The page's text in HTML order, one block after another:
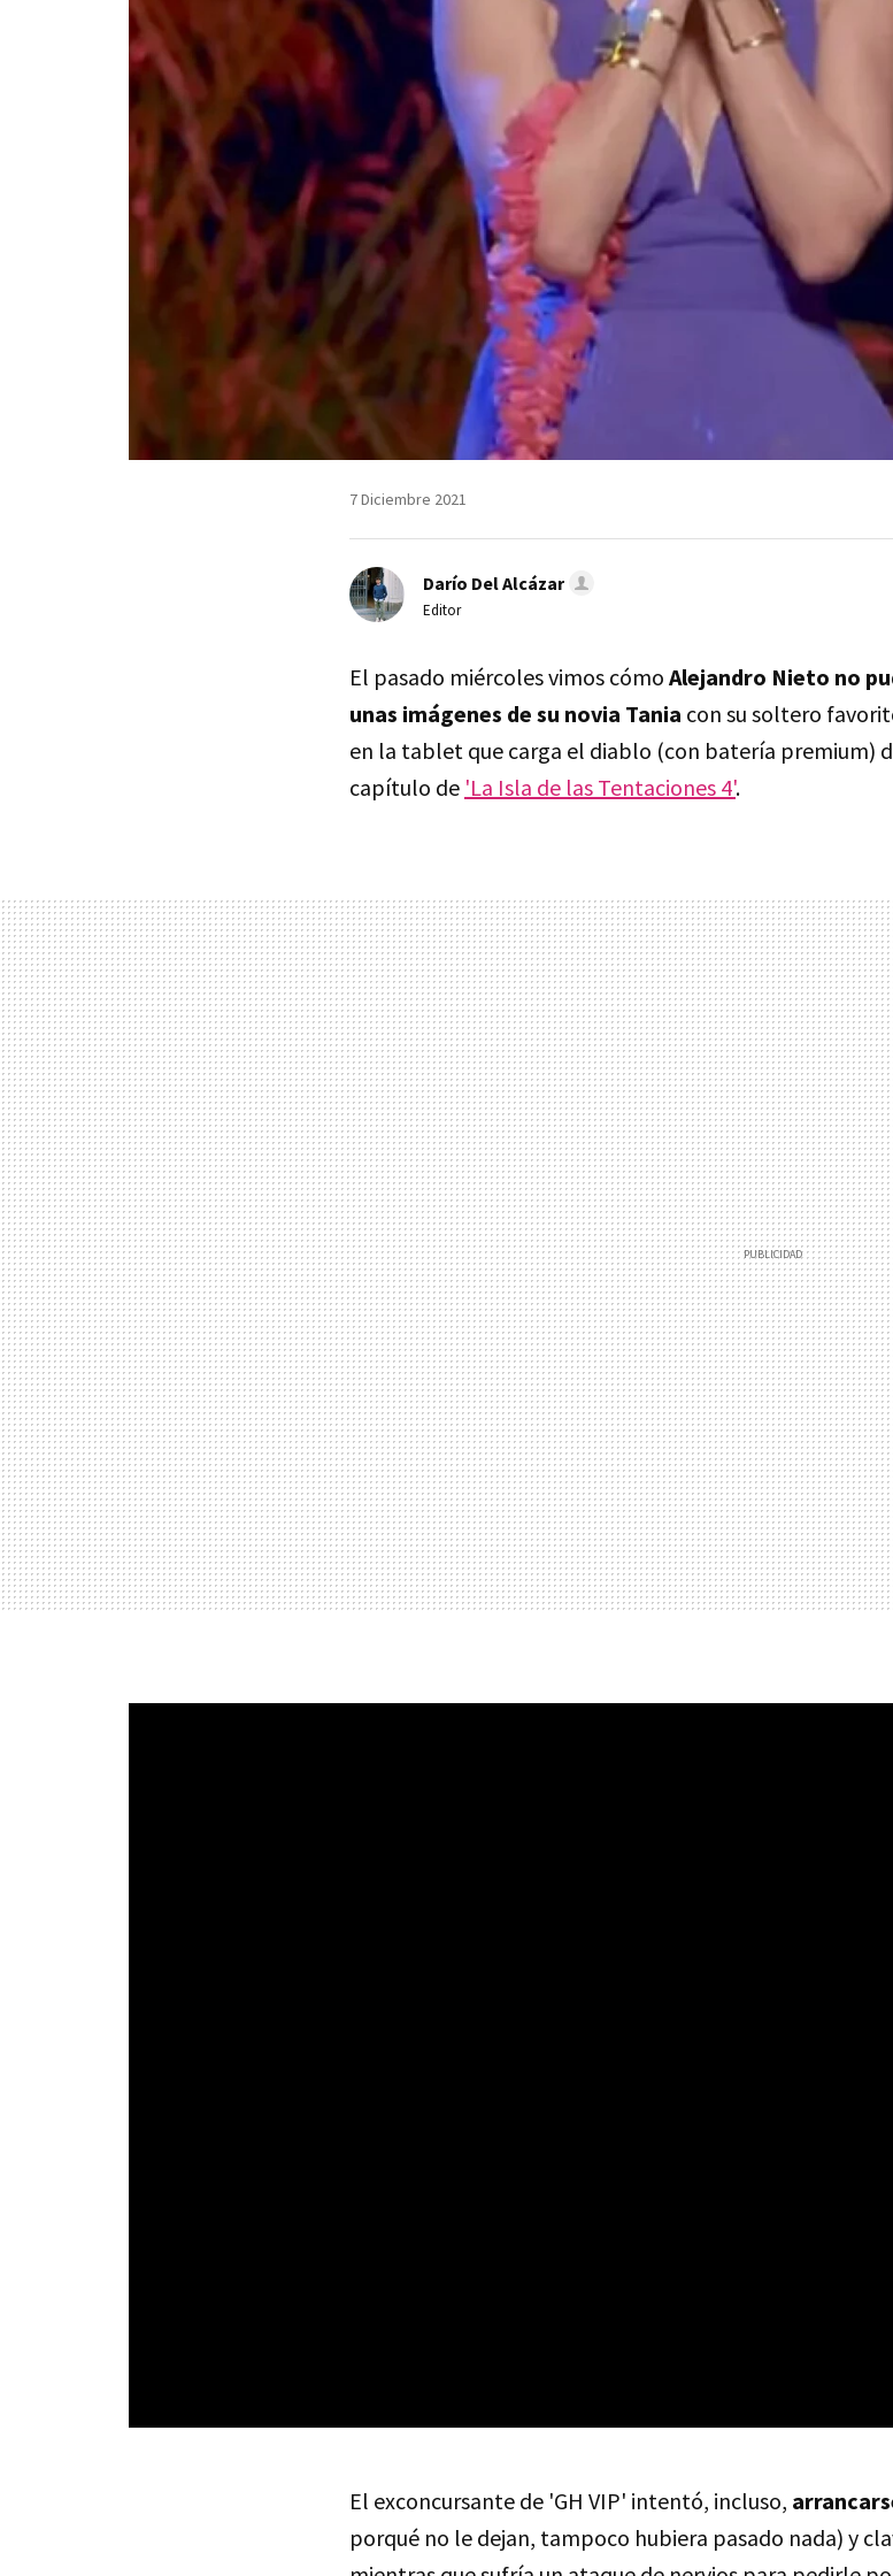
7 Diciembre 2021
Darío Del Alcázar
Editor
El pasado miércoles vimos cómo Alejandro Nieto no
unas imágenes de su novia Tania con su soltero
en la tablet que carga el diablo (con batería premium)
capítulo de 'La Isla de las Tentaciones 4'.
El exconcursante de 'GH VIP' intentó, incluso,
porqué no le dejan, tampoco hubiera pasado nada) y